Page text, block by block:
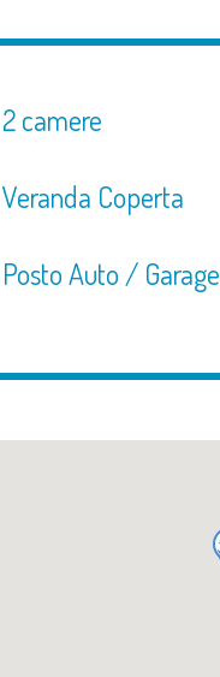
2 camere
Veranda Coperta
Posto Auto / Garage